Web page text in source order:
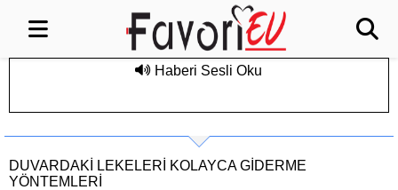
Haberi Sesli Oku
DUVARDAKI LEKELERI KOLAYCA GIDERME
YÖNTEMLERI